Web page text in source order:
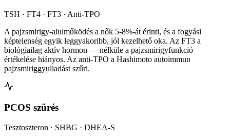
TSH · FT4 · FT3 · Anti-TPO
A pajzsmirigy-alulműködés a nők 5-8%-át érinti, és a fogyási
képtelenség egyik leggyakoribb, jól kezelhető oka. Az FT3 a
biológiailag aktív hormon — nélküle a pajzsmirigyfunkció
értékelése hiányos. Az anti-TPO a Hashimoto autoimmun
pajzsmiriggyulladást szűri.
PCOS szűrés
Tesztoszteron · SHBG · DHEA-S